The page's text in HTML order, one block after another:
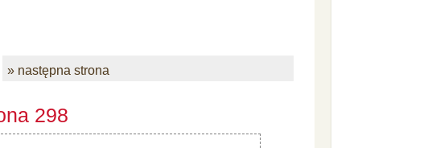
» następna strona
298